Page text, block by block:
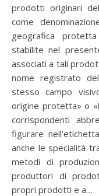
prodotti originari
come
geografica
stabilite nel
associati a tali
nome registrato
stesso campo
origine protetta» o
corrispondenti
figurare
anche le specialità
metodi di
produttori di
propri prodotti e a…